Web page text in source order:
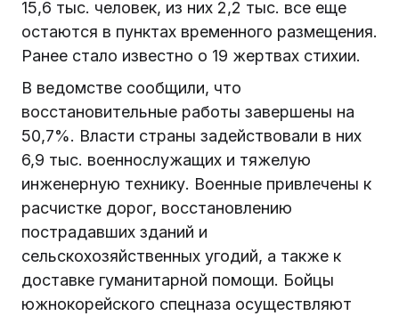
15,6 тыс. человек, из них 2,2 тыс. все еще
остаются в пунктах временного размещения.
Ранее стало известно о 19 жертвах стихии.
В ведомстве сообщили, что
восстановительные работы завершены на
50,7%. Власти страны задействовали в них
6,9 тыс. военнослужащих и тяжелую
инженерную технику. Военные привлечены к
расчистке дорог, восстановлению
пострадавших зданий и
сельскохозяйственных угодий, а также к
доставке гуманитарной помощи. Бойцы
южнокорейского спецназа осуществляют